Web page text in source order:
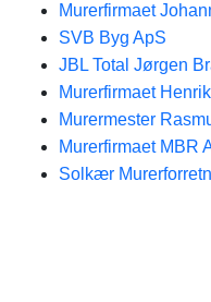
Murerfirmaet
SVB Byg ApS
JBL Total Jørgen
Murerfirmaet
Murermester
Murerfirmaet MBR
Solkær